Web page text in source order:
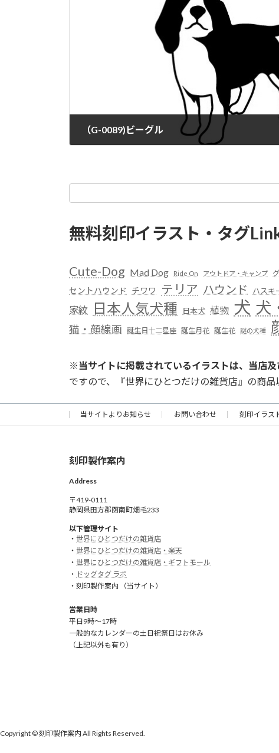
（G-0089)ビーグル
無料刻印イラスト・タグ
Cute-Dog Mad Dog Ride On アウトドア・キャンプ
セントハウンド チワワ テリア ハウンド ハスキ
家紋 日本人気犬種 日本犬 植物 犬 犬
猫・顔線画 誕生日十二星座 誕生月花 誕生花 謎の犬種
※ 当サイトに掲載されているイラストは、当店
ですので、『世界にひとつだけの雑貨店』の商
当サイトよりお知らせ お問い合わせ 刻印イラス
刻印製作案内
Address
〒419-0111
静岡県田方郡函南町畑毛233
以下管理サイト
・ 世界にひとつだけの雑貨店
・ 世界にひとつだけの雑貨店・楽天
・ 世界にひとつだけの雑貨店・ギフトモール
・ ドッグタグ ラボ
・刻印製作案内 （当サイト）
営業日時
平日9時～17時
一般的なカレンダーの土日祝祭日はお休み
（上記以外も有り）
Copyright © 刻印製作案内 All Rights Reserved.